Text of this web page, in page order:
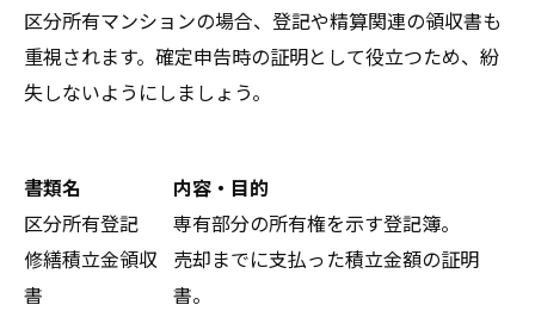
区分所有マンションの場合、登記や精算関連の領収書も
重視されます。確定申告時の証明として役立つため、紛
失しないようにしましょう。
書類名
内容・目的
区分所有登記
専有部分の所有権を示す登記簿。
修繕積立金領収
書
売却までに支払った積立金額の証明
書。